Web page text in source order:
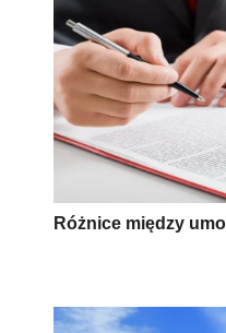
Różnice między